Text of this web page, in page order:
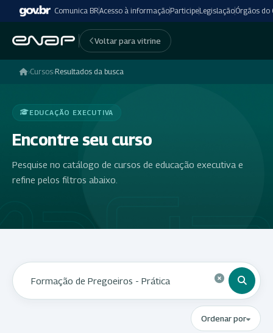
Comunica BRAcesso à informaçãoParticipeLegislaçãoÓrgãos do
Voltar para vitrine
›Cursos›Resultados da busca
EDUCAÇÃO EXECUTIVA
Encontre seu curso
Pesquise no catálogo de cursos de educação executiva e
refine pelos filtros abaixo.
Ordenar por